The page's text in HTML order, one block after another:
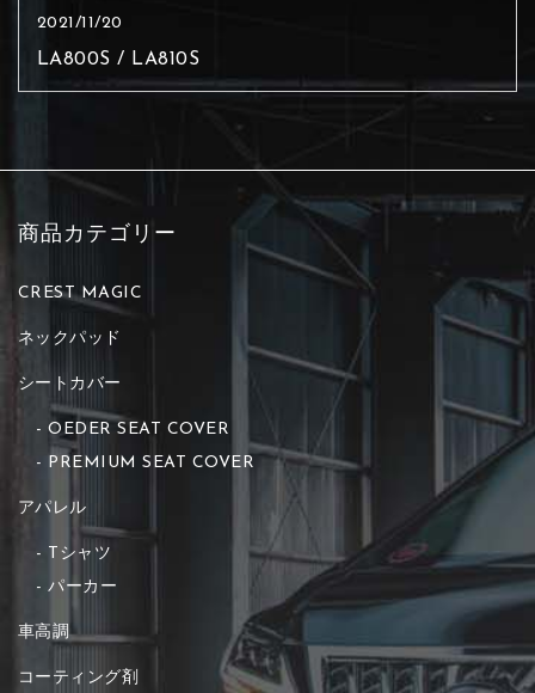
2021/11/20
LA800S / LA810S
商品カテゴリー
CREST MAGIC
ネックパッド
シートカバー
OEDER SEAT COVER
PREMIUM SEAT COVER
アパレル
Tシャツ
パーカー
車高調
コーティング剤